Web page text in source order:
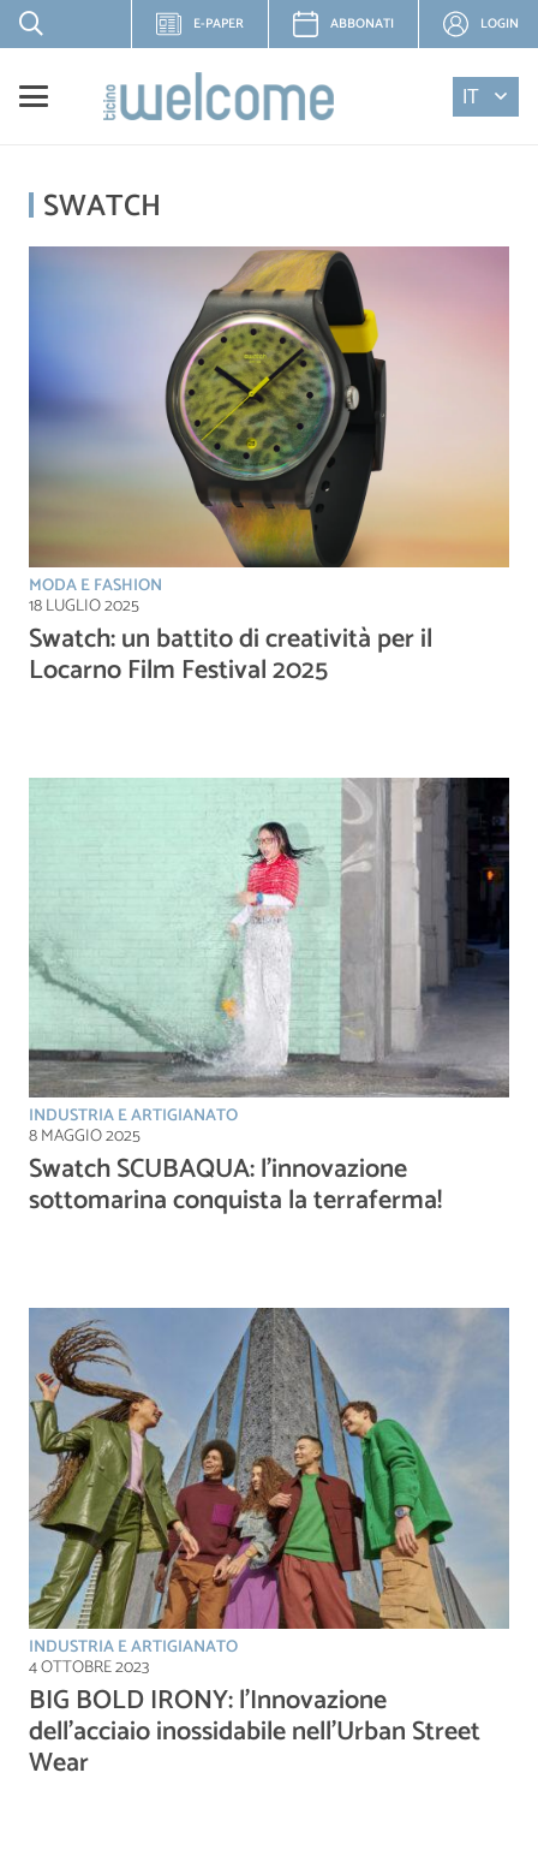
E-PAPER ABBONATI LOGIN
IT
SWATCH
MODA E FASHION
18 LUGLIO 2025
Swatch: un battito di creatività per il
Locarno Film Festival 2025
INDUSTRIA E ARTIGIANATO
8 MAGGIO 2025
Swatch SCUBAQUA: l’innovazione
sottomarina conquista la terraferma!
INDUSTRIA E ARTIGIANATO
4 OTTOBRE 2023
BIG BOLD IRONY: l’Innovazione
dell’acciaio inossidabile nell’Urban Street
Wear